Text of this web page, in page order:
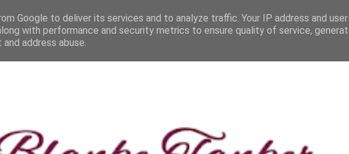
Google to deliver its services and to analyze traffic. Your IP address and
with performance and security metrics to ensure quality of service,
address abuse.